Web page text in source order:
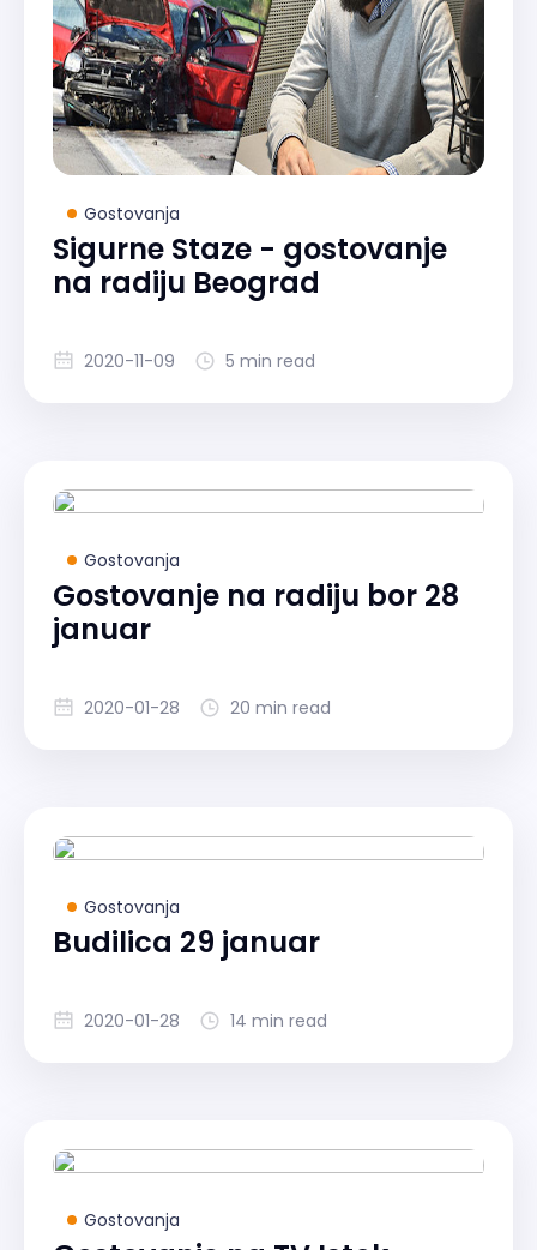
Gostovanja
Sigurne Staze - gostovanje
na radiju Beograd
2020-11-09 5 min read
Gostovanja
Gostovanje na radiju bor 28
januar
2020-01-28 20 min read
Gostovanja
Budilica 29 januar
2020-01-28 14 min read
Gostovanja